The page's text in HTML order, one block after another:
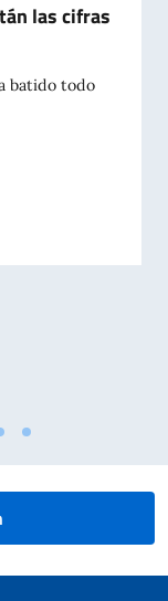
las cifras
batido todo
cifras (23)